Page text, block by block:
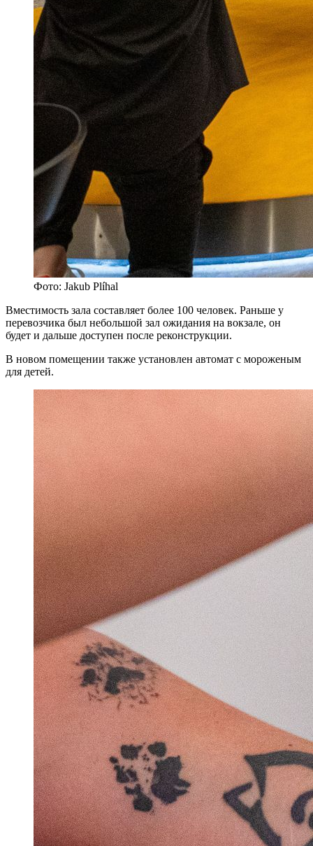
Фото: Jakub Plíhal
Вместимость зала составляет более 100 человек. Раньше у
перевозчика был небольшой зал ожидания на вокзале, он
будет и дальше доступен после реконструкции.
В новом помещении также установлен автомат с мороженым
для детей.